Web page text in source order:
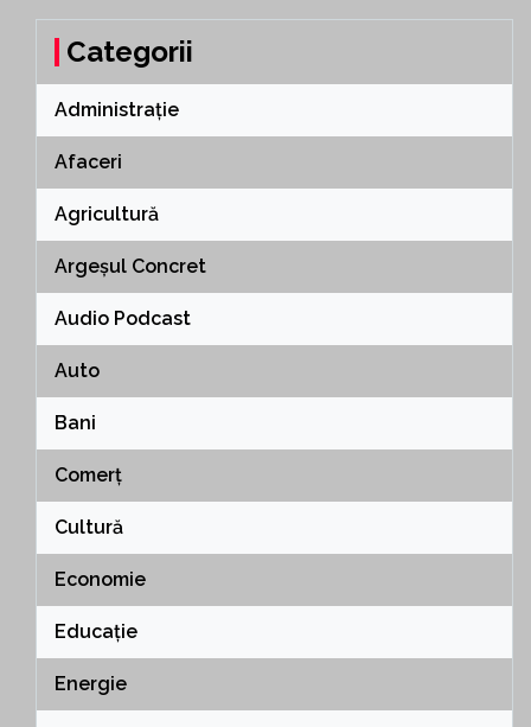
Categorii
Administrație
Afaceri
Agricultură
Argeșul Concret
Audio Podcast
Auto
Bani
Comerț
Cultură
Economie
Educație
Energie